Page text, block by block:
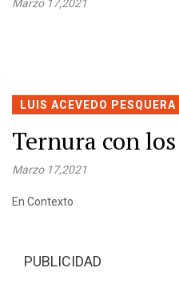
Marzo 17,2021
LUIS ACEVEDO PESQUERA
Ternura con
Marzo 17,2021
En Contexto
PUBLICIDAD